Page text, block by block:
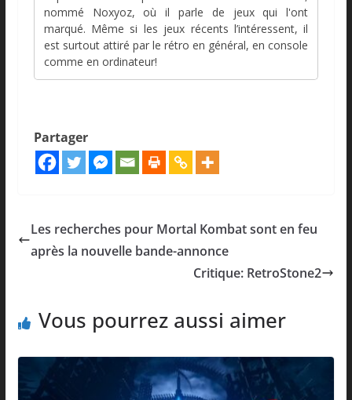
nommé Noxyoz, où il parle de jeux qui l'ont
marqué. Même si les jeux récents l’intéressent, il
est surtout attiré par le rétro en général, en console
comme en ordinateur!
Partager
Les recherches pour Mortal Kombat sont en feu
après la nouvelle bande-annonce
Critique: RetroStone2
Vous pourrez aussi aimer